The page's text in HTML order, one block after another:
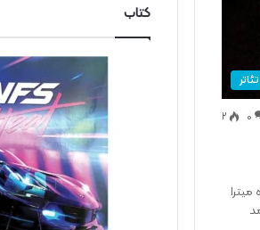
تئاتر
0 ۲
کتاب